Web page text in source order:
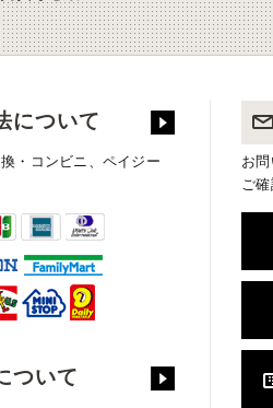
について
・コンビニ、ペイジー
ついて
お
ご確